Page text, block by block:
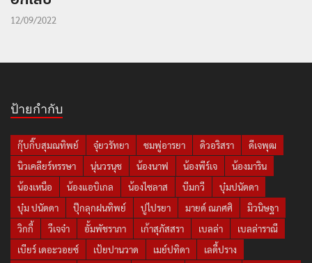
12/09/2022
ป้ายกำกับ
กุ๊บกิ๊บสุมณทิพย์ จุ๋ยวรัทยา ชมพู่อารยา ดิวอริสรา
ดีเจพุฒ
นิวเคลียร์หรรษา
นุ่นวรนุช น้องนาฟ น้องพีร์เจ
น้องมาริน
น้องเหนือ
น้องแอบิเกล น้องไซลาส บีมกวี
บุ๋มปนัดดา
บุ๋ม ปนัดดา
ปุ๊กลุกฝนทิพย์ ปูไปรยา มายด์ ณภศศิ
มิวนิษฐา
วิกกี้
วีเจจ๋า อั้มพัชราภา เก้าสุภัสสรา เบลล่า
เบลล่าราณี
เบียร์ เดอะวอยซ์
เป้ยปานวาด เมย์ปทิดา
เลดี้ปราง